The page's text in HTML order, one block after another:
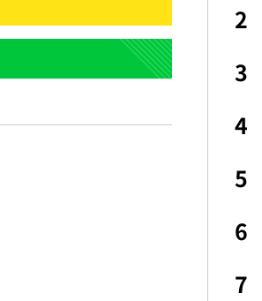
었는데…"
아이유, 장기하 '별일 없이 산다' 선곡…쿨한
일상 공개
2
3
4
5
6
7